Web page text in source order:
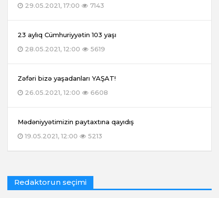
29.05.2021, 17:00
7143
23 aylıq Cümhuriyyətin 103 yaşı
28.05.2021, 12:00
5619
Zəfəri bizə yaşadanları YAŞAT!
26.05.2021, 12:00
6608
Mədəniyyətimizin paytaxtına qayıdış
19.05.2021, 12:00
5213
Redaktorun seçimi